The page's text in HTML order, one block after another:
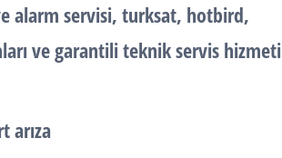
alarm servisi, turksat, hotbird,
ve garantili teknik servis hizmeti
arıza